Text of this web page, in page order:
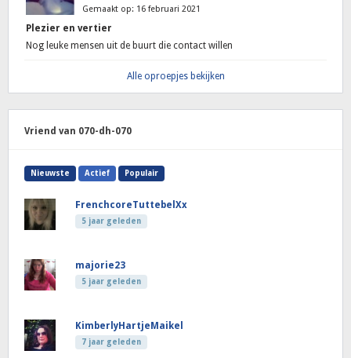
Gemaakt op: 16 februari 2021
Plezier en vertier
Nog leuke mensen uit de buurt die contact willen
Alle oproepjes bekijken
Vriend van 070-dh-070
Nieuwste Actief Populair
FrenchcoreTuttebelXx
5 jaar geleden
majorie23
5 jaar geleden
KimberlyHartjeMaikel
7 jaar geleden